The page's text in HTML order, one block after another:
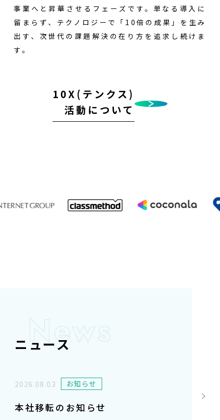
事業へと昇華させるフェーズです。単なる導入に
留まらず、テクノロジーで「10倍の成果」を生み
出す、次世代の課題解決の在り方を追求し続けま
す。
10X(テンクス)
活動について
ニュース
2026.08.03 お知らせ
本社移転のお知らせ